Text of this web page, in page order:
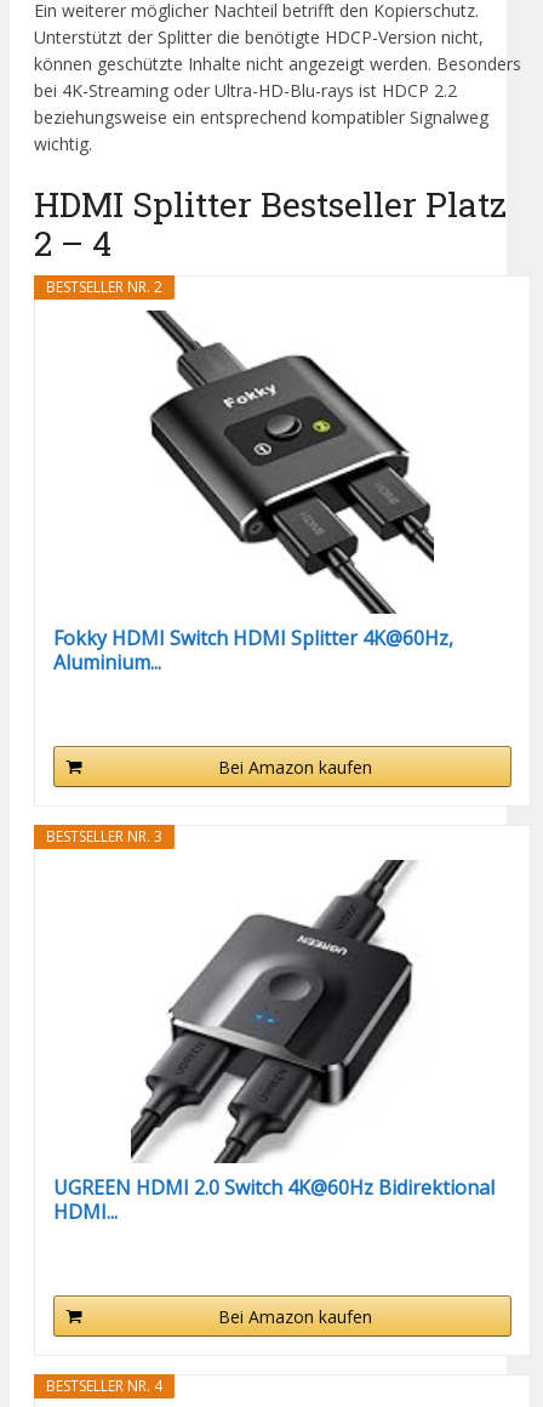
Ein weiterer möglicher Nachteil betrifft den Kopierschutz.
Unterstützt der Splitter die benötigte HDCP-Version nicht,
können geschützte Inhalte nicht angezeigt werden. Besonders
bei 4K-Streaming oder Ultra-HD-Blu-rays ist HDCP 2.2
beziehungsweise ein entsprechend kompatibler Signalweg
wichtig.
HDMI Splitter Bestseller Platz
2 – 4
BESTSELLER NR. 2
Fokky HDMI Switch HDMI Splitter 4K@60Hz,
Aluminium...
Bei Amazon kaufen
BESTSELLER NR. 3
UGREEN HDMI 2.0 Switch 4K@60Hz Bidirektional
HDMI...
Bei Amazon kaufen
BESTSELLER NR. 4